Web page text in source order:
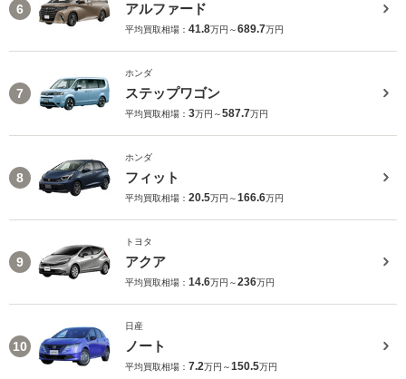
6 アルファード
平均買取相場： 41.8万円～689.7万円
7
ホンダ
ステップワゴン
平均買取相場： 3万円～587.7万円
8
ホンダ
フィット
平均買取相場： 20.5万円～166.6万円
9
トヨタ
アクア
平均買取相場： 14.6万円～236万円
10
日産
ノート
平均買取相場： 7.2万円～150.5万円